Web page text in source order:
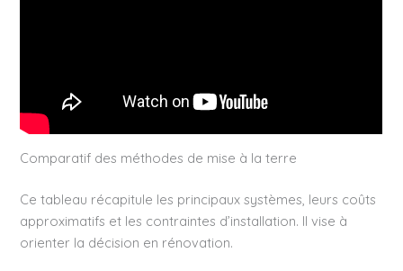
Comparatif des méthodes de mise à la terre
Ce tableau récapitule les principaux systèmes, leurs coûts
approximatifs et les contraintes d’installation. Il vise à
orienter la décision en rénovation.